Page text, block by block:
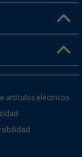
artículos eléctricos